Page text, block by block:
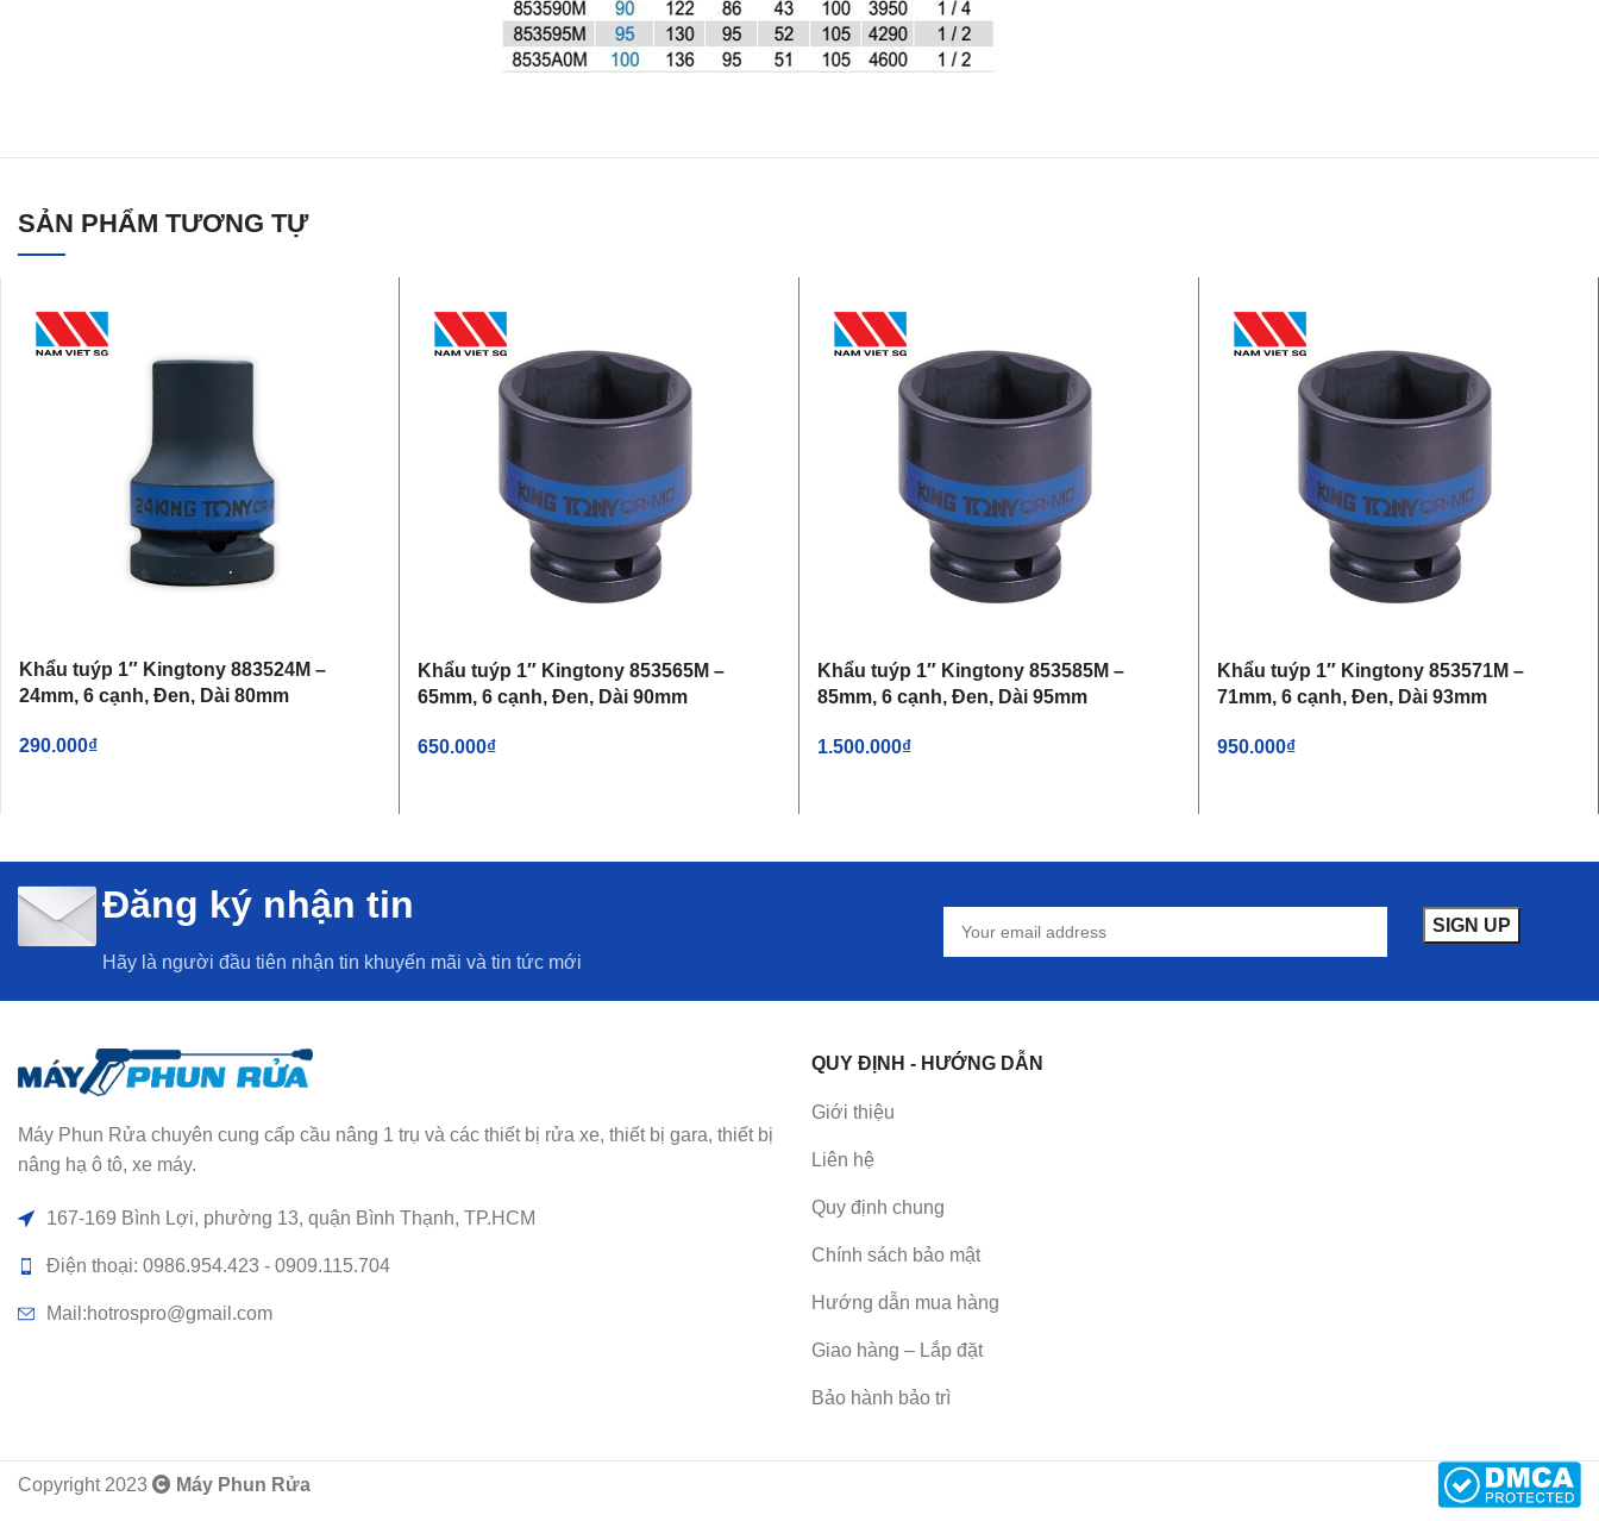
SẢN PHẨM TƯƠNG TỰ
Khẩu tuýp 1″ Kingtony 883524M –
24mm, 6 cạnh, Đen, Dài 80mm
290.000₫
Khẩu tuýp 1″ Kingtony 853565M –
65mm, 6 cạnh, Đen, Dài 90mm
650.000₫
Khẩu tuýp 1″ Kingtony 853585M –
85mm, 6 cạnh, Đen, Dài 95mm
1.500.000₫
Khẩu tuýp 1″ Kingtony 853571M –
71mm, 6 cạnh, Đen, Dài 93mm
950.000₫
Đăng ký nhận tin
Hãy là người đầu tiên nhận tin khuyến mãi và tin tức mới
Máy Phun Rửa chuyên cung cấp cầu nâng 1 trụ và các thiết bị rửa xe, thiết bị gara, thiết bị
nâng hạ ô tô, xe máy.
167-169 Bình Lợi, phường 13, quận Bình Thạnh, TP.HCM
Điện thoại: 0986.954.423 - 0909.115.704
Mail:hotrospro@gmail.com
QUY ĐỊNH - HƯỚNG DẪN
Giới thiệu
Liên hệ
Quy định chung
Chính sách bảo mật
Hướng dẫn mua hàng
Giao hàng – Lắp đặt
Bảo hành bảo trì
Copyright 2023 Máy Phun Rửa